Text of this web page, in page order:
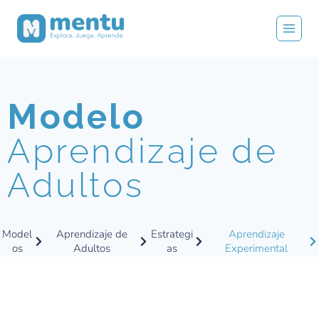
Modelo
Aprendizaje de
Adultos
Model
os
Aprendizaje de
Adultos
Estrategi
as
Aprendizaje
Experimental